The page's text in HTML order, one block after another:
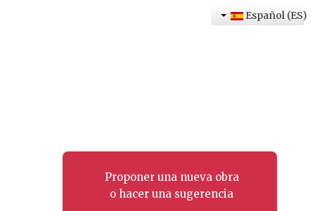
Proponer una nueva obra
o hacer una sugerencia
Español (ES)